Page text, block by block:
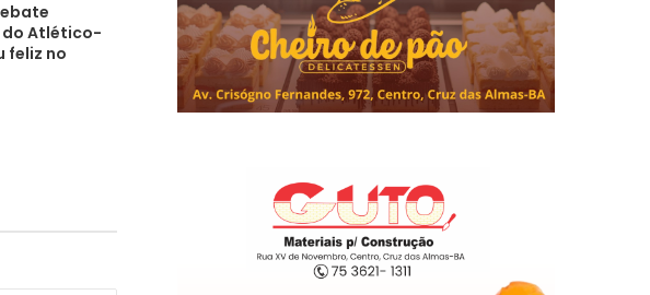
do Atlético-
feliz no